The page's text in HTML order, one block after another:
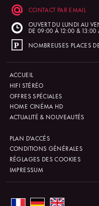
CONTACT PAR EMAIL
OUVERT DU LUNDI AU
DE 09:00 À 12:00 & 13:00
NOMBREUSES PLACES
ACCUEIL
HIFI STÉRÉO
OFFRES SPÉCIALES
HOME CINÉMA HD
ACTUALITÉ & NOUVEAUTÉS
PLAN D'ACCÈS
CONDITIONS GÉNÉRALES
RÉGLAGES DES COOKIES
IMPRESSUM